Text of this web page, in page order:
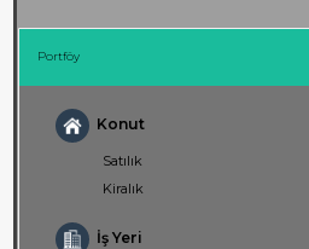
Portföy
Konut
Satılık
Kiralık
İş Yeri